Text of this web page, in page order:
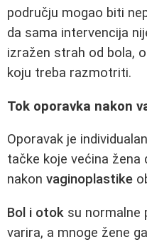
području mogao biti
da sama intervencija
izražen strah od bola,
koju treba razmotriti.
Tok oporavka nakon
Oporavak je
tačke koje većina žena
nakon vaginoplastike
Bol i otok su normalne
varira, a mnoge žene